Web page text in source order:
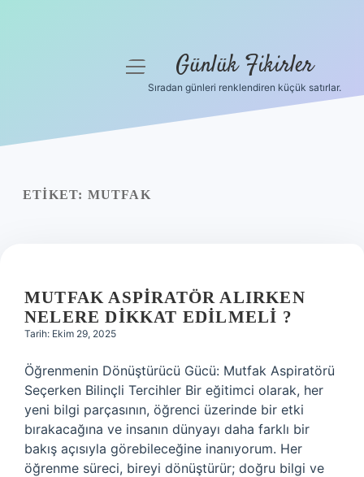
Yasal Uyarı
menüyü Günlük Fikirler
Sıradan günleri renklendiren küçük satırlar.
ETIKET: MUTFAK
MUTFAK ASPIRATÖR ALIRKEN
NELERE DIKKAT EDILMELI ?
Tarih: Ekim 29, 2025
Öğrenmenin Dönüştürücü Gücü: Mutfak Aspiratörü
Seçerken Bilinçli Tercihler Bir eğitimci olarak, her
yeni bilgi parçasının, öğrenci üzerinde bir etki
bırakacağına ve insanın dünyayı daha farklı bir
bakış açısıyla görebileceğine inanıyorum. Her
öğrenme süreci, bireyi dönüştürür; doğru bilgi ve